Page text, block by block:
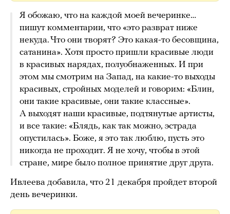
Я обожаю, что на каждой моей вечеринке…
пишут комментарии, что «это разврат ниже
некуда. Что они творят? Это какая-то бесовщина,
сатанина». Хотя просто пришли красивые люди
в красивых нарядах, полуобнаженных. И при
этом мы смотрим на Запад, на какие-то выходы
красивых, стройных моделей и говорим: «Блин,
они такие красивые, они такие классные».
А выходят наши красивые, подтянутые артисты,
и все такие: «Блядь, как так можно, эстрада
опустилась». Боже, я это так люблю, пусть это
никогда не проходит. Я не хочу, чтобы в этой
стране, мире было полное принятие друг друга.
Ивлеева добавила, что 21 декабря пройдет второй
день вечеринки.